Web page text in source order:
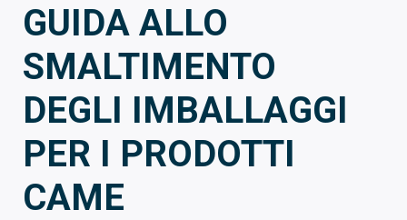
GUIDA ALLO
SMALTIMENTO
DEGLI IMBALLAGGI
PER I PRODOTTI
CAME